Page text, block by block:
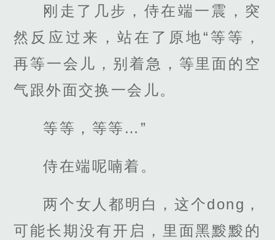
刚走了几步，侍在端一震，突
然反应过来，站在了原地“等等，
再等一会儿，别着急，等里面的空
气跟外面交换一会儿。
等等，等等…”
侍在端呢喃着。
两个女人都明白，这个dong，
可能长期没有开启，里面黑黢黢的